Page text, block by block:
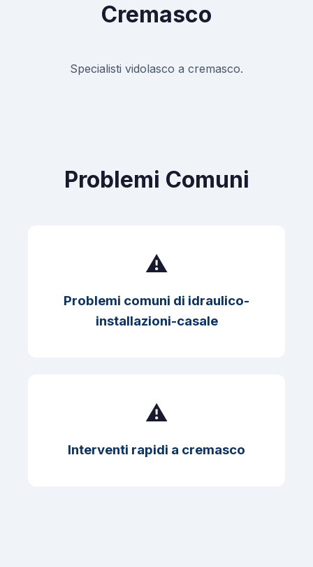
Cremasco
Specialisti vidolasco a cremasco.
Problemi Comuni
⚠️
Problemi comuni di idraulico-
installazioni-casale
⚠️
Interventi rapidi a cremasco